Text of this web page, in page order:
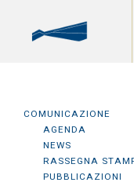
COMUNICAZIONE
AGENDA
NEWS
RASSEGNA
PUBBLICAZIONI